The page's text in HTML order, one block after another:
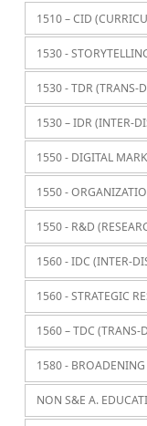
1510 – CID
1530 -
1530 - TDR (TRANS-
1530 – IDR (INTER-
1550 - DIGITAL
1550 -
1550 - R&D
1560 - IDC (INTER-
1560 - STRATEGIC
1560 – TDC
1580 -
NON S&E A.